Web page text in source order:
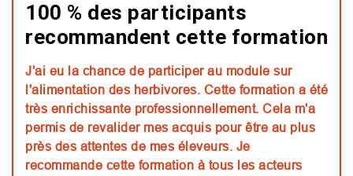
100 % des participants
recommandent cette formation
J'ai eu la chance de participer au module sur
l'alimentation des herbivores. Cette formation a été
très enrichissante professionnellement. Cela m'a
permis de revalider mes acquis pour être au plus
près des attentes de mes éleveurs. Je
recommande cette formation à tous les acteurs